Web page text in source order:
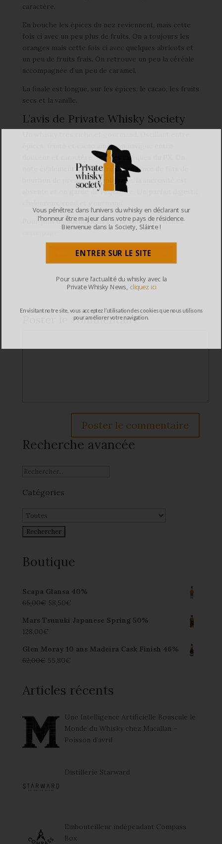
caractère.
En bouche les épices du nez reviennent, mais cette
fois ci avec un peu plus de fruits. On a toujours les
oranges mais cette fois ci avec quelques abricots et
un peu de fruits frais. On retrouve un peu la céréale
accompagnée d’un peu de caramel.
La finale est longue, sur les épices, le cacao, les fruits
secs et la vanille.
L’avis de Private Whisky Society
épices, fruité et cacao amer, on navigue entre
douceur et caractère, une des marques du PX. On
note également que malgré la présence de fûts de
bourbon de premier remplissage, la sucrosité est
absente et on garde de l’équilibre. Un parfait digestif,
Pour plus d’informations sur la distillerie, visitez
Poster le commentaire
Recherche avancée
Catégories
Boutique
Scapa Glansa 40%
65,00€ 58,50€
Mars Tsunuki Japanese Spring 50%
128,00€
Glen Moray 10 ans Madeira Cask Finish 46%
62,00€ 55,80€
Articles récents
Une Intelligence Artificielle Bouscule le
Monde du Whisky chez Macallan –
Poisson d’avril
Distillerie Starward
Embouteilleur indépendant Compass
Box
Vous pénétrez dans l’univers du whisky en déclarant sur
l’honneur être majeur dans votre pays de résidence.
Bienvenue dans la Society, Sláinte !
ENTRER SUR LE SITE
En visitant notre site, vous acceptez l’utilisation des cookies que nous utilisons
pour améliorer votre navigation.
Pour suivre l’actualité du whisky avec la
Private Whisky News, cliquez ici